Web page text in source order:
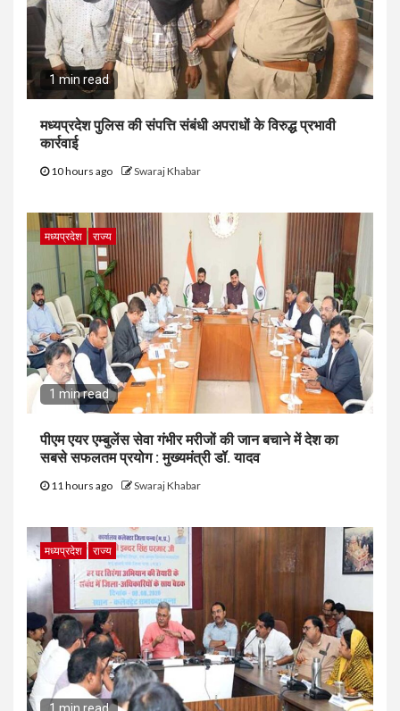
1 min read
मध्यप्रदेश पुलिस की संपत्ति संबंधी अपराधों के विरुद्ध प्रभावी
कार्रवाई
10 hours ago Swaraj Khabar
मध्यप्रदेश राज्य
1 min read
पीएम एयर एम्बुलेंस सेवा गंभीर मरीजों की जान बचाने में देश का
सबसे सफलतम प्रयोग : मुख्यमंत्री डॉ. यादव
11 hours ago Swaraj Khabar
मध्यप्रदेश राज्य